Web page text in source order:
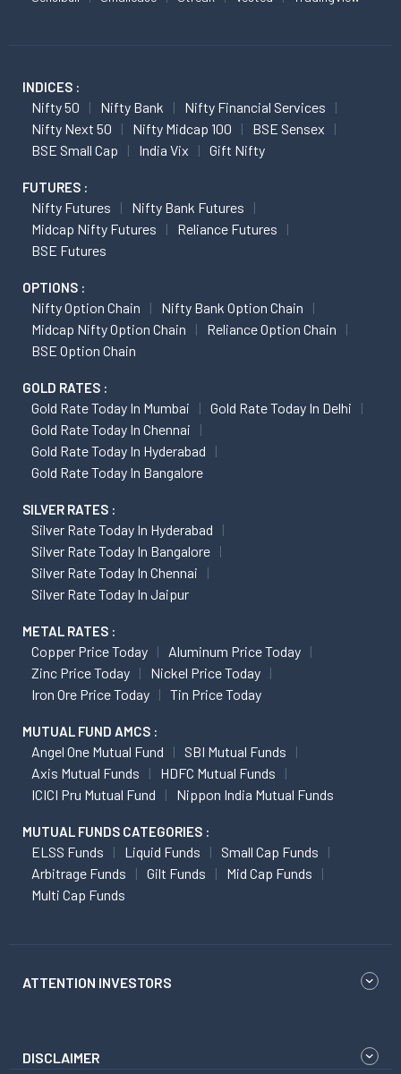
INDICES :
Nifty 50 Nifty Bank
Nifty Financial Services
Nifty Next 50
Nifty Midcap 100
BSE Sensex
BSE Small Cap
India Vix Gift Nifty
FUTURES :
Nifty Futures
Nifty Bank Futures
Midcap Nifty Futures
Reliance Futures
BSE Futures
OPTIONS :
Nifty Option Chain
Nifty Bank Option Chain
Midcap Nifty Option Chain
Reliance Option Chain
BSE Option Chain
GOLD RATES :
Gold Rate Today In Mumbai
Gold Rate Today In Delhi
Gold Rate Today In Chennai
Gold Rate Today In Hyderabad
Gold Rate Today In Bangalore
SILVER RATES :
Silver Rate Today In Hyderabad
Silver Rate Today In Bangalore
Silver Rate Today In Chennai
Silver Rate Today In Jaipur
METAL RATES :
Copper Price Today
Aluminum Price Today
Zinc Price Today
Nickel Price Today
Iron Ore Price Today
Tin Price Today
MUTUAL FUND AMCS :
Angel One Mutual Fund
SBI Mutual Funds
Axis Mutual Funds
HDFC Mutual Funds
ICICI Pru Mutual Fund
Nippon India Mutual Funds
MUTUAL FUNDS CATEGORIES :
ELSS Funds Liquid Funds
Small Cap Funds
Arbitrage Funds
Gilt Funds
Mid Cap Funds
Multi Cap Funds
ATTENTION INVESTORS
DISCLAIMER